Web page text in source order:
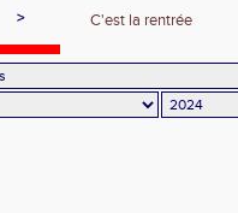
> C'est la rentrée